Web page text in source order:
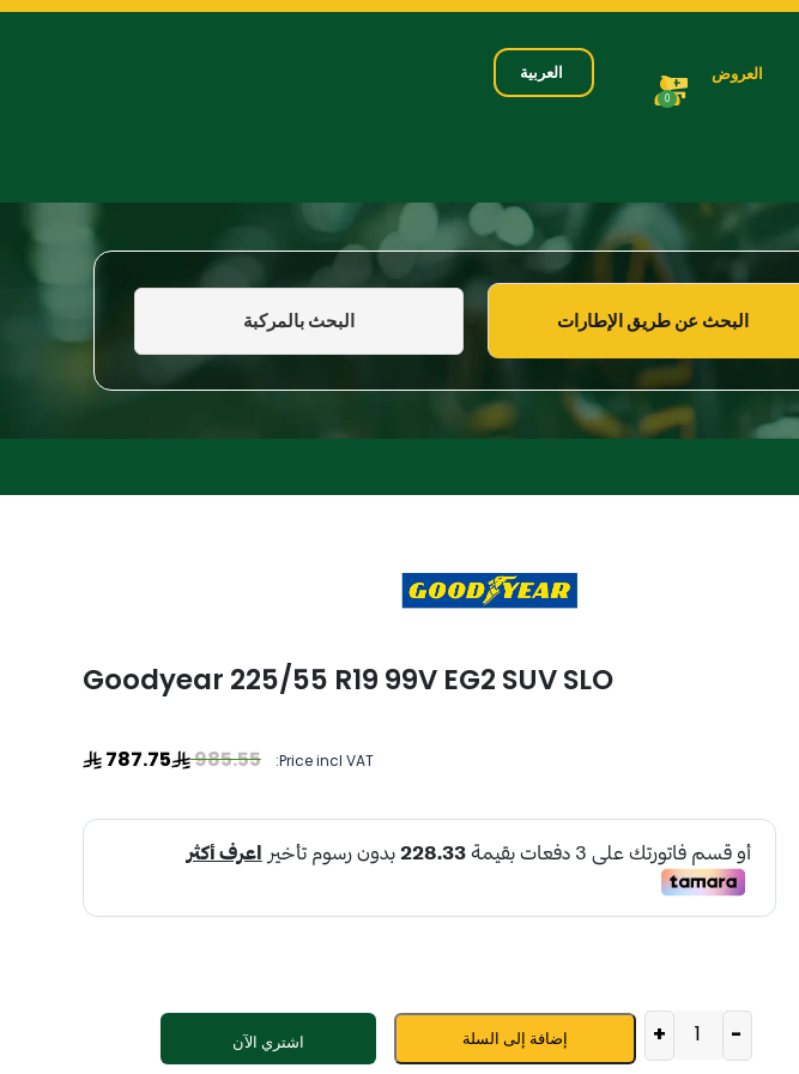
العروض
0
العربية
البحث عن طريق الإطارات البحث بالمركبة
Goodyear 225/55 R19 99V EG2 SUV SLO
Price incl VAT:
985.55
787.75
-
+ إضافة إلى السلة اشتري الآن